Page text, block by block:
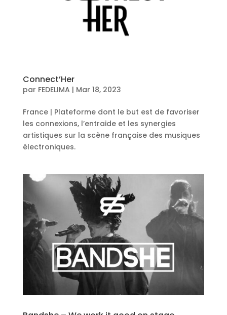
Connect’Her
par FEDELIMA | Mar 18, 2023
France | Plateforme dont le but est de favoriser
les connexions, l’entraide et les synergies
artistiques sur la scène française des musiques
électroniques.